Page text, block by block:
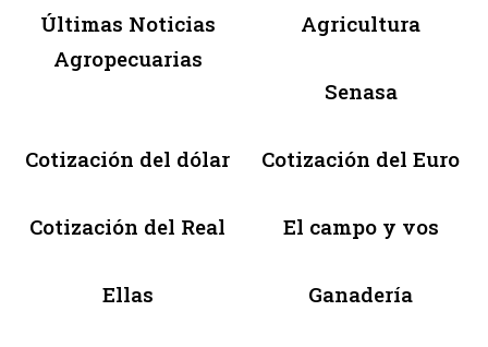
Últimas Noticias
Agropecuarias
Agricultura
Senasa
Cotización del dólar Cotización del Euro
Cotización del Real El campo y vos
Ellas Ganadería